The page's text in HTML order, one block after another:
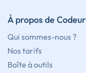
À propos de
Qui sommes-nous ?
Nos tarifs
Boîte à outils